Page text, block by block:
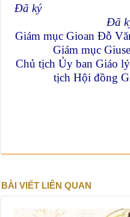
Đã
Đã ký
Giám mục
Giám mục
Chủ tịch Ủy ban
tịch Hội đồng
BÀI VIẾT LIÊN QUAN